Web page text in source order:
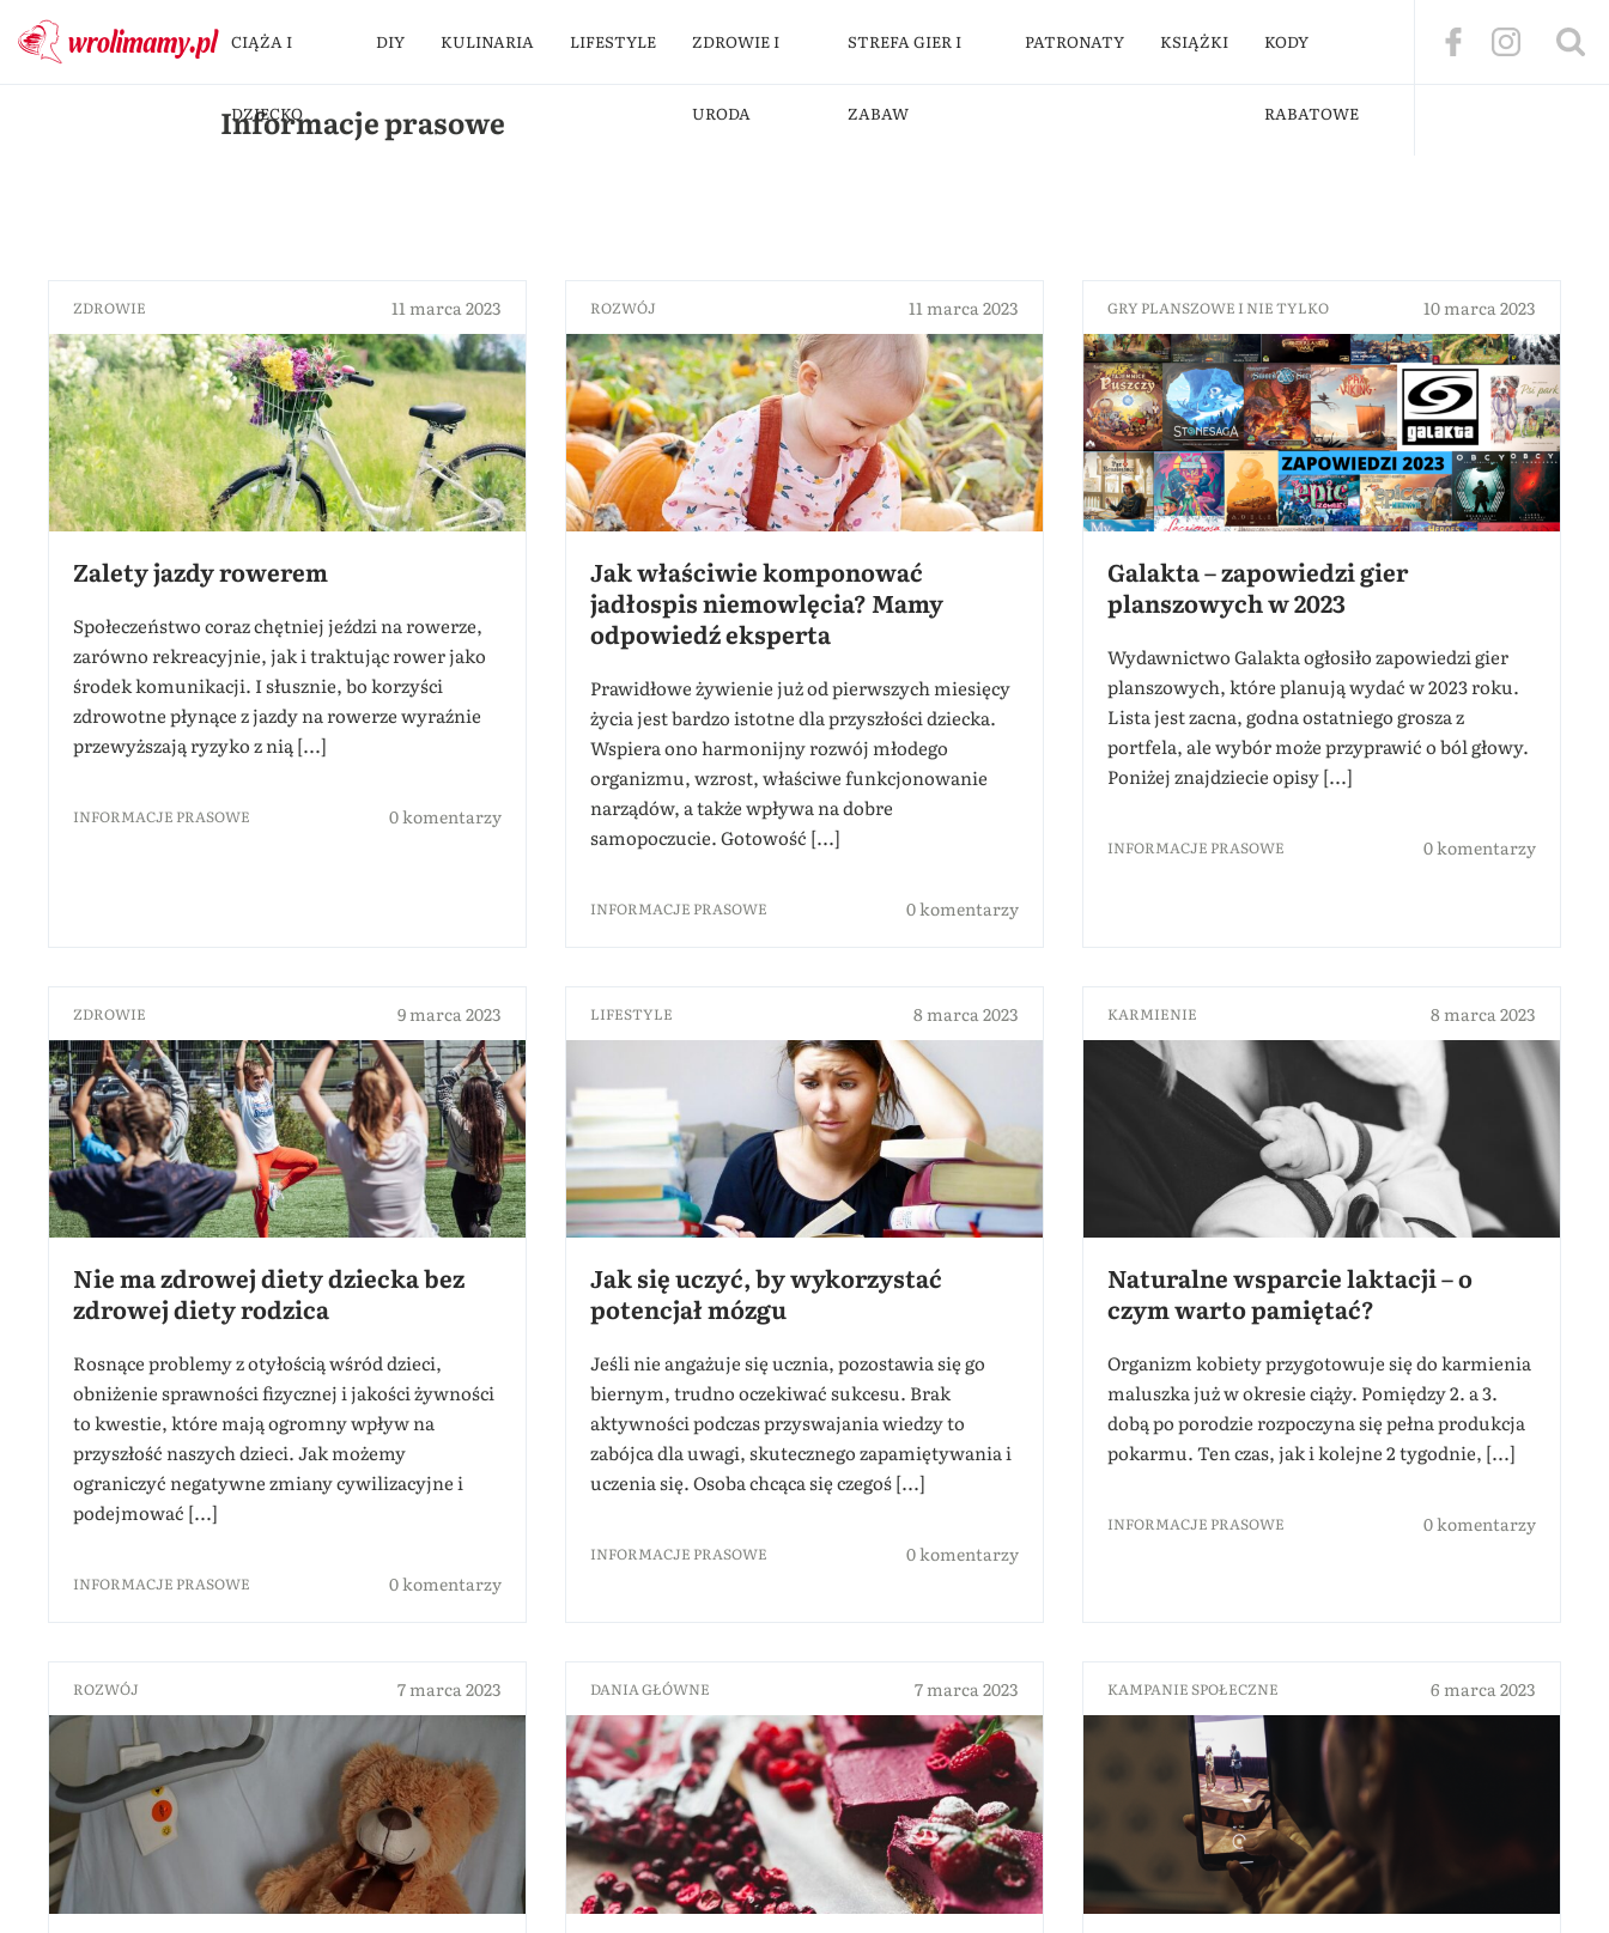
CIĄŻA I
DZIECKO
DIY KULINARIA LIFESTYLE ZDROWIE I
URODA
STREFA GIER I
ZABAW
PATRONATY KSIĄŻKI KODY
RABATOWE
Informacje prasowe
ZDROWIE 11 marca 2023
Zalety jazdy rowerem
Społeczeństwo coraz chętniej jeździ na rowerze,
zarówno rekreacyjnie, jak i traktując rower jako
środek komunikacji. I słusznie, bo korzyści
zdrowotne płynące z jazdy na rowerze wyraźnie
przewyższają ryzyko z nią [...]
INFORMACJE PRASOWE 0 komentarzy
ROZWÓJ 11 marca 2023
Jak właściwie komponować
jadłospis niemowlęcia? Mamy
odpowiedź eksperta
Prawidłowe żywienie już od pierwszych miesięcy
życia jest bardzo istotne dla przyszłości dziecka.
Wspiera ono harmonijny rozwój młodego
organizmu, wzrost, właściwe funkcjonowanie
narządów, a także wpływa na dobre
samopoczucie. Gotowość [...]
INFORMACJE PRASOWE 0 komentarzy
GRY PLANSZOWE I NIE TYLKO 10 marca 2023
Galakta – zapowiedzi gier
planszowych w 2023
Wydawnictwo Galakta ogłosiło zapowiedzi gier
planszowych, które planują wydać w 2023 roku.
Lista jest zacna, godna ostatniego grosza z
portfela, ale wybór może przyprawić o ból głowy.
Poniżej znajdziecie opisy [...]
INFORMACJE PRASOWE 0 komentarzy
ZDROWIE 9 marca 2023
Nie ma zdrowej diety dziecka bez
zdrowej diety rodzica
Rosnące problemy z otyłością wśród dzieci,
obniżenie sprawności fizycznej i jakości żywności
to kwestie, które mają ogromny wpływ na
przyszłość naszych dzieci. Jak możemy
ograniczyć negatywne zmiany cywilizacyjne i
podejmować [...]
INFORMACJE PRASOWE 0 komentarzy
LIFESTYLE 8 marca 2023
Jak się uczyć, by wykorzystać
potencjał mózgu
Jeśli nie angażuje się ucznia, pozostawia się go
biernym, trudno oczekiwać sukcesu. Brak
aktywności podczas przyswajania wiedzy to
zabójca dla uwagi, skutecznego zapamiętywania i
uczenia się. Osoba chcąca się czegoś [...]
INFORMACJE PRASOWE 0 komentarzy
KARMIENIE 8 marca 2023
Naturalne wsparcie laktacji – o
czym warto pamiętać?
Organizm kobiety przygotowuje się do karmienia
maluszka już w okresie ciąży. Pomiędzy 2. a 3.
dobą po porodzie rozpoczyna się pełna produkcja
pokarmu. Ten czas, jak i kolejne 2 tygodnie, [...]
INFORMACJE PRASOWE 0 komentarzy
ROZWÓJ 7 marca 2023 DANIA GŁÓWNE 7 marca 2023 KAMPANIE SPOŁECZNE 6 marca 2023